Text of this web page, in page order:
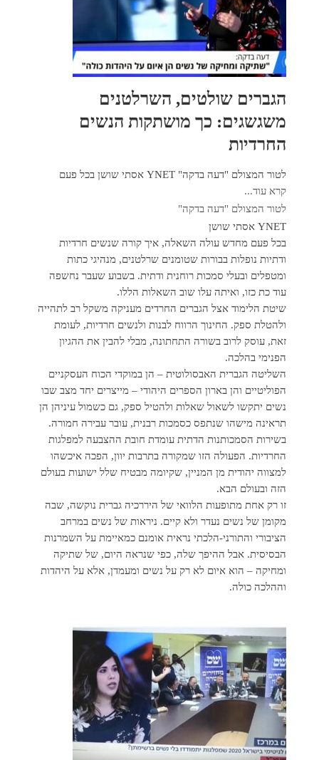
הגברים שולטים, השרלטנים
משגשגים: כך מושתקות הנשים
החרדיות
לטור המצולם "דעה בדקה" YNET אסתי שושן בכל פעם
קרא עוד...
לטור המצולם "דעה בדקה"
YNET אסתי שושן
בכל פעם מחדש עולה השאלה, איך קורה שנשים חרדיות
ודתיות נופלות בבורות שטומנים שרלטנים, מנהיגי כתות
ומטפלים ובעלי סמכות רוחנית ודתית. בשבוע שעבר נחשפה
עוד כת כזו, ואיתה עלו שוב השאלות הללו.
שיטת הלימוד אצל הגברים החרדים מעניקה משקל רב לתהייה
ולהטלת ספק. החינוך הרווח לבנות ולנשים חרדיות, לעומת
זאת, עוסק לרוב בשורה התחתונה, מבלי להבין את ההגיון
הפנימי בהלכה.
השליטה הגברית האבסולוטית – הן במוקדי הכוח העסקניים
הפוליטיים והן בארון הספרים היהודי – מייצרים יחד מצב שבו
נשים יתקשו לשאול שאלות ולהטיל ספק, גם כשמול עיניהן הן
תראינה מישהו שנתפס כסמכות רבנית, עובר עבירה חמורה.
בשירות הסמכותנות הדתית עומדת חובת ההצבעה למפלגות
החרדיות. הפעולה הזו שמקורה בתרבות יוון, הפכה איכשהו
למצווה יהודית מן המניין, שקיומה מבטיח שלל ישועות בעולם
הזה ובעולם הבא.
זו רק אחת מתופעות הלוואי של היררכיה גברית נוקשה, שבה
מקומן של נשים נעדר ולא קיים. ניראות של נשים במרחב
הציבורי והתורני-הלכתי נראית אומנם כמאיימת על השמרנות
הבסיסית. אבל ההיפך שלה, כפי שנראה היום, של שתיקה
ומחיקה – הוא איום לא רק על נשים ומעמדן, אלא על היהדות
וההלכה כולה.